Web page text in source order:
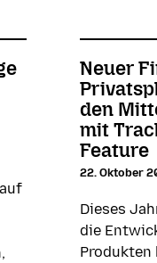
Neuer
den
mit
Feature
22. Oktober
Dieses
die